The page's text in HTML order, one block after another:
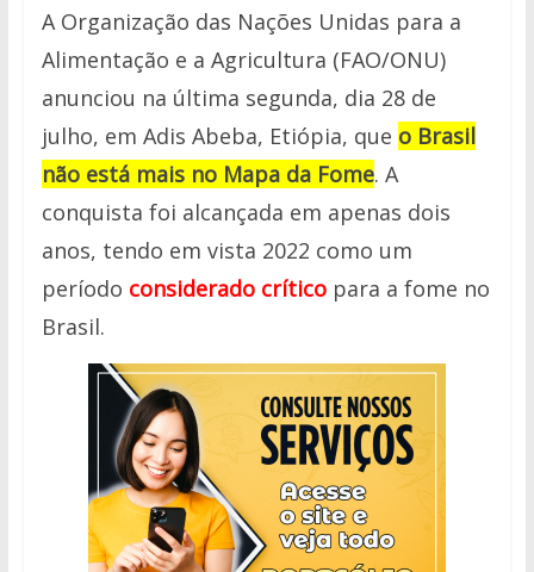
p k k
A Organização das Nações Unidas para a
Alimentação e a Agricultura (FAO/ONU)
anunciou na última segunda, dia 28 de
julho, em Adis Abeba, Etiópia, que o Brasil
não está mais no Mapa da Fome. A
conquista foi alcançada em apenas dois
anos, tendo em vista 2022 como um
período considerado críticopara a fome no
Brasil.